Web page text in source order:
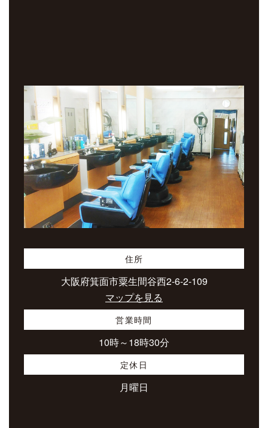
住所
大阪府箕面市粟生間谷西2-6-2-109
マップを見る
営業時間
10時～18時30分
定休日
月曜日